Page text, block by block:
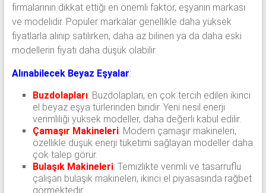
firmalarının dikkat ettiği en önemli faktör, eşyanın markası
ve modelidir. Popüler markalar genellikle daha yüksek
fiyatlarla alınıp satılırken, daha az bilinen ya da daha eski
modellerin fiyatı daha düşük olabilir.
Alınabilecek Beyaz Eşyalar:
Buzdolapları: Buzdolapları, en çok tercih edilen ikinci
el beyaz eşya türlerinden biridir. Yeni nesil enerji
verimliliği yüksek modeller, daha değerli kabul edilir.
Çamaşır Makineleri: Modern çamaşır makineleri,
özellikle düşük enerji tüketimi sağlayan modeller daha
çok talep görür.
Bulaşık Makineleri: Temizlikte verimli ve tasarruflu
çalışan bulaşık makineleri, ikinci el piyasasında rağbet
görmektedir.